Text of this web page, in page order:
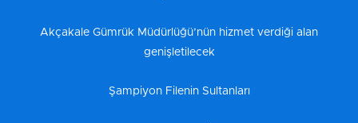
Akçakale Gümrük Müdürlüğü’nün hizmet verdiği alan
genişletilecek
Şampiyon Filenin Sultanları